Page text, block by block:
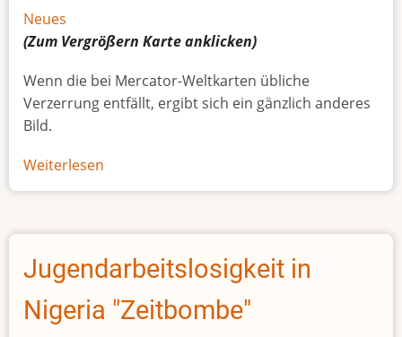
Neues
(Zum Vergrößern Karteanklicken)
Wenn die bei Mercator-Weltkarten übliche
Verzerrung entfällt, ergibt sich ein gänzlich anderes
Bild.
Weiterlesen
Afrikas
Größe
Jugendarbeitslosigkeit in
Nigeria "Zeitbombe"